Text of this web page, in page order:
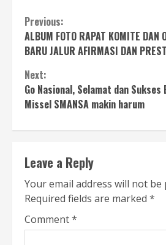
Continue
Reading
Previous:
ALBUM FOTO RAPAT KOMITE DAN
BARU JALUR AFIRMASI DAN
Next:
Go Nasional, Selamat dan Sukses
Missel SMANSA makin harum
Leave a Reply
Your email address will not be
Required fields are marked *
Comment*